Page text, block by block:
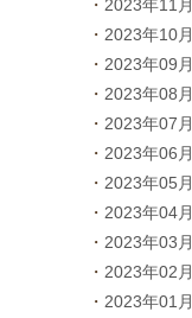
2023年11月
2023年10月
2023年09月
2023年08月
2023年07月
2023年06月
2023年05月
2023年04月
2023年03月
2023年02月
2023年01月